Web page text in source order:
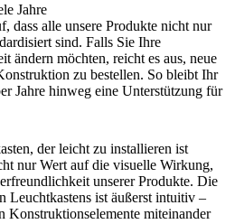
Jahre
dass alle unsere Produkte nicht nur
sind. Falls Sie Ihre
ändern möchten, reicht es aus, neue
zu bestellen. So bleibt Ihr
Jahre hinweg eine Unterstützung für
der leicht zu installieren ist
nur Wert auf die visuelle Wirkung,
unserer Produkte. Die
Leuchtkastens ist äußerst intuitiv –
Konstruktionselemente miteinander